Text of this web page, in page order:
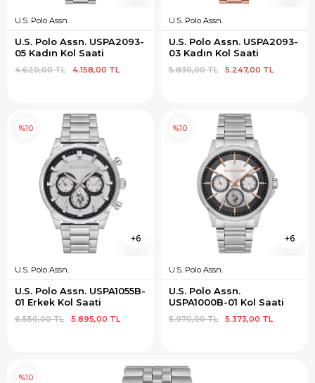
U.S. Polo Assn.
U.S. Polo Assn. USPA2093-
05 Kadın Kol Saati
4.158,00 TL
4.620,00 TL
U.S. Polo Assn.
U.S. Polo Assn. USPA2093-
03 Kadın Kol Saati
5.247,00 TL
5.830,00 TL
6
U.S. Polo Assn.
U.S. Polo Assn. USPA1055B-
01 Erkek Kol Saati
5.895,00 TL
6.550,00 TL
%10
6
U.S. Polo Assn.
U.S. Polo Assn.
USPA1000B-01 Kol Saati
5.373,00 TL
5.970,00 TL
%10
%10